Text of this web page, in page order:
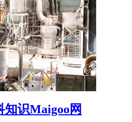
识Maigoo网